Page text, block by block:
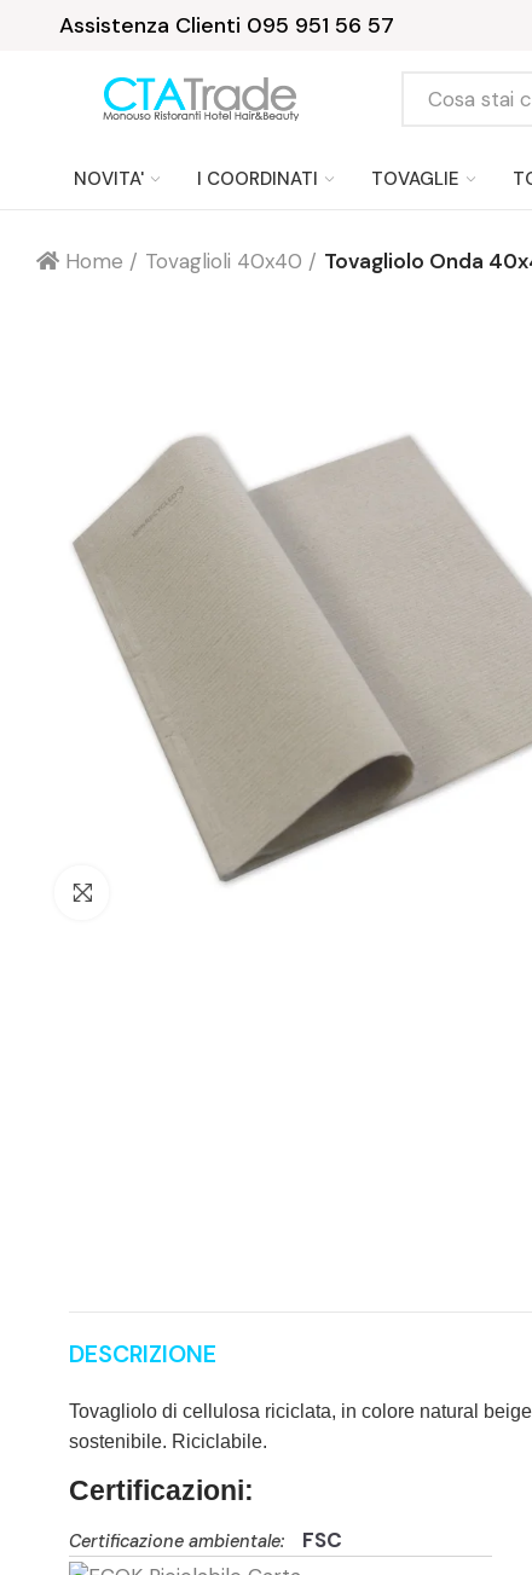
Assistenza Clienti 095 951 56 57
NOVITA' I COORDINATI TOVAGLIE
Home Tovaglioli 40x40 Tovagliolo Onda
Clicca per ingrandire
DESCRIZIONE
Tovagliolo di cellulosa riciclata, in colore natural
sostenibile. Riciclabile.
Certificazioni:
Certificazione ambientale: FSC